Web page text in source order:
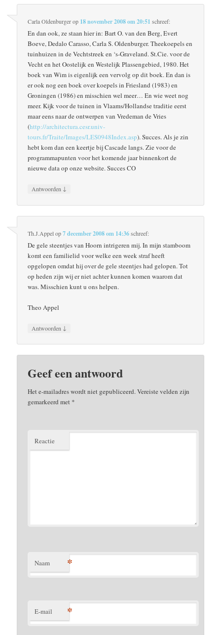
Carla Oldenburgerop 18 november 2008 om 20:51 schreef:
En dan ook, ze staan hier in: Bart O. van den Berg, Evert
Boeve, Dedalo Carasso, Carla S. Oldenburger. Theekoepels en
tuinhuizen in de Vechtstreek en ‘s-Graveland. St.Cie. voor de
Vecht en het Oostelijk en Westelijk Plassengebied, 1980. Het
boek van Wim is eigenlijk een vervolg op dit boek. En dan is
er ook nog een boek over koepels in Friesland (1983) en
Groningen (1986) en misschien wel meer… En wie weet nog
meer. Kijk voor de tuinen in Vlaams/Hollandse traditie eerst
maar eens naar de ontwerpen van Vredeman de Vries
(http://architectura.cesr.univ-
tours.fr/Traite/Images/LES0948Index.asp). Succes. Als je zin
hebt kom dan een keertje bij Cascade langs. Zie voor de
programmapunten voor het komende jaar binnenkort de
nieuwe data op onze website. Succes CO
Antwoorden ↓
Th.J.Appelop7 december 2008 om 14:36schreef:
De gele steentjes van Hoorn intrigeren mij. In mijn stamboom
komt een familielid voor welke een week straf heeft
opgelopen omdat hij over de gele steentjes had gelopen. Tot
op heden zijn wij er niet achter kunnen komen waarom dat
was. Misschien kunt u ons helpen.
Theo Appel
Antwoorden ↓
Geef een antwoord
Het e-mailadres wordt niet gepubliceerd.Vereiste velden zijn
gemarkeerd met *
Reactie
Naam *
E-mail *